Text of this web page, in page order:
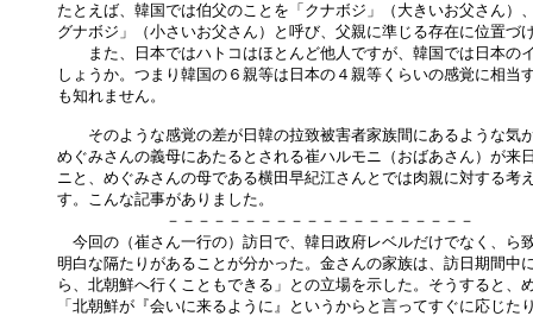
たとえば、韓国では伯父のことを「クナボジ」（大きいお父さん）
グナボジ」（小さいお父さん）と呼び、父親に準じる存在に位置づ
また、日本ではハトコはほとんど他人ですが、韓国では日本の
しょうか。つまり韓国の６親等は日本の４親等くらいの感覚に相当
も知れません。
そのような感覚の差が日韓の拉致被害者家族間にあるような気
めぐみさんの義母にあたるとされる崔ハルモニ（おばあさん）が来
ニと、めぐみさんの母である横田早紀江さんとでは肉親に対する考
す。こんな記事がありました。
－－－－－－－－－－－－－－－－－－－－
今回の（崔さん一行の）訪日で、韓日政府レベルだけでなく、ら
明白な隔たりがあることが分かった。金さんの家族は、訪日期間中
ら、北朝鮮へ行くこともできる」との立場を示した。そうすると、
「北朝鮮が『会いに来るように』というからと言ってすぐに応じた